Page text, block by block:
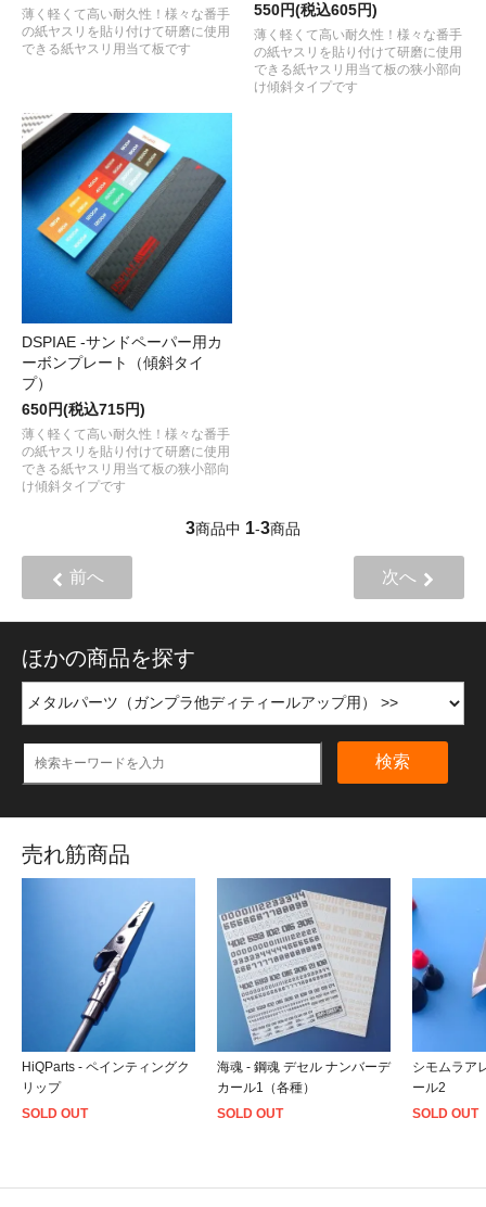
薄く軽くて高い耐久性！様々な番手
の紙ヤスリを貼り付けて研磨に使用
できる紙ヤスリ用当て板です
550円(税込605円)
薄く軽くて高い耐久性！様々な番手
の紙ヤスリを貼り付けて研磨に使用
できる紙ヤスリ用当て板の狭小部向
け傾斜タイプです
DSPIAE -サンドペーパー用カ
ーボンプレート（傾斜タイ
プ）
650円(税込715円)
薄く軽くて高い耐久性！様々な番手
の紙ヤスリを貼り付けて研磨に使用
できる紙ヤスリ用当て板の狭小部向
け傾斜タイプです
3商品中 1-3商品
前へ 次へ
ほかの商品を探す
検索
売れ筋商品
HiQParts - ペインティングク
リップ
SOLD OUT
海魂 - 鋼魂 デセル ナンバーデ
カール1（各種）
SOLD OUT
シモムラア
ール2
SOLD OUT